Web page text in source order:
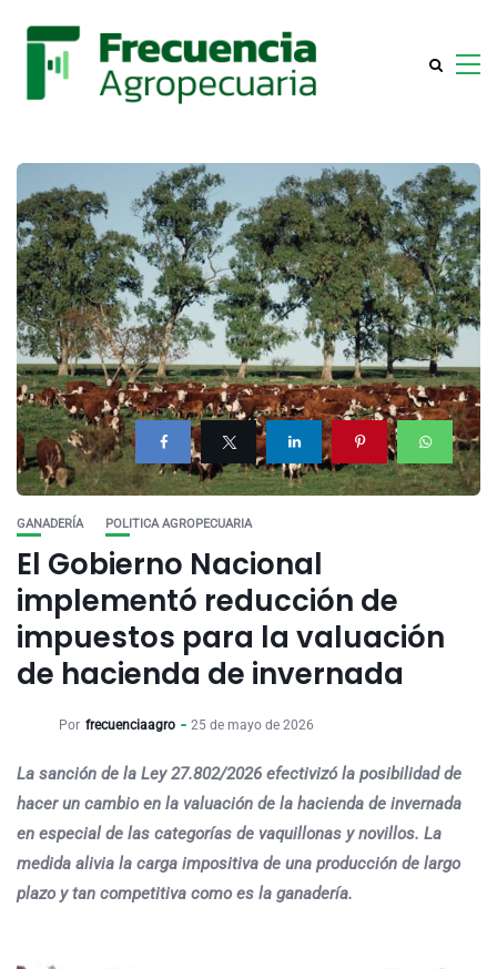
GANADERÍA POLITICA AGROPECUARIA
El Gobierno Nacional
implementó reducción de
impuestos para la valuación
de hacienda de invernada
Por frecuenciaagro 25 de mayo de 2026
La sanción de la Ley 27.802/2026 efectivizó la posibilidad de
hacer un cambio en la valuación de la hacienda de invernada
en especial de las categorías de vaquillonas y novillos. La
medida alivia la carga impositiva de una producción de largo
plazo y tan competitiva como es la ganadería.